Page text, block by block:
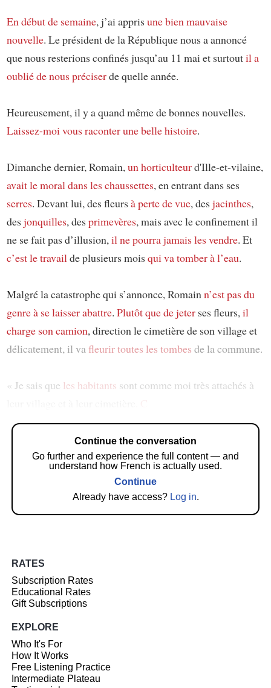
En début de semaine, j’ai apprisune bien mauvaise
nouvelle. Le président de la République nous a annoncé
que nous resterions confinés jusqu’au 11 mai et surtoutil a
oublié de nous préciserde quelle année.
Heureusement, il y a quand même de bonnes nouvelles.
Laissez-moi vous raconterune belle histoire.
Dimanche dernier, Romain,un horticulteurd'Ille-et-vilaine,
avait le moral dans les chaussettes, en entrant dans ses
serres. Devant lui, des fleursà perte de vue, desjacinthes,
desjonquilles, desprimevères, mais avec le confinement il
ne se fait pas d’illusion,il ne pourra jamais les vendre. Et
c’est le travailde plusieurs moisqui va tomber à l’eau.
Malgré la catastrophe qui s’annonce, Romainn’est pas du
genreà se laisser abattre. Plutôt que de jeterses fleurs,il
charge son camion, direction le cimetière de son village et
délicatement, il vafleurirtoutes les tombes de la commune.
« Je sais que les habitants sont comme moi très attachés à
Continue the conversation
Go further and experience the full content — and
understand how French is actually used.
Continue
Already have access? Log in.
RATES
Subscription Rates
Educational Rates
Gift Subscriptions
EXPLORE
Who It's For
How It Works
Free Listening Practice
Intermediate Plateau